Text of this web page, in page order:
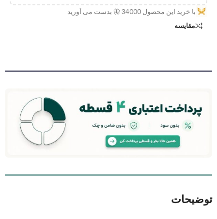
با خرید این محصول 34000 🦋 بدست می آورید
مقایسه
توضیحات